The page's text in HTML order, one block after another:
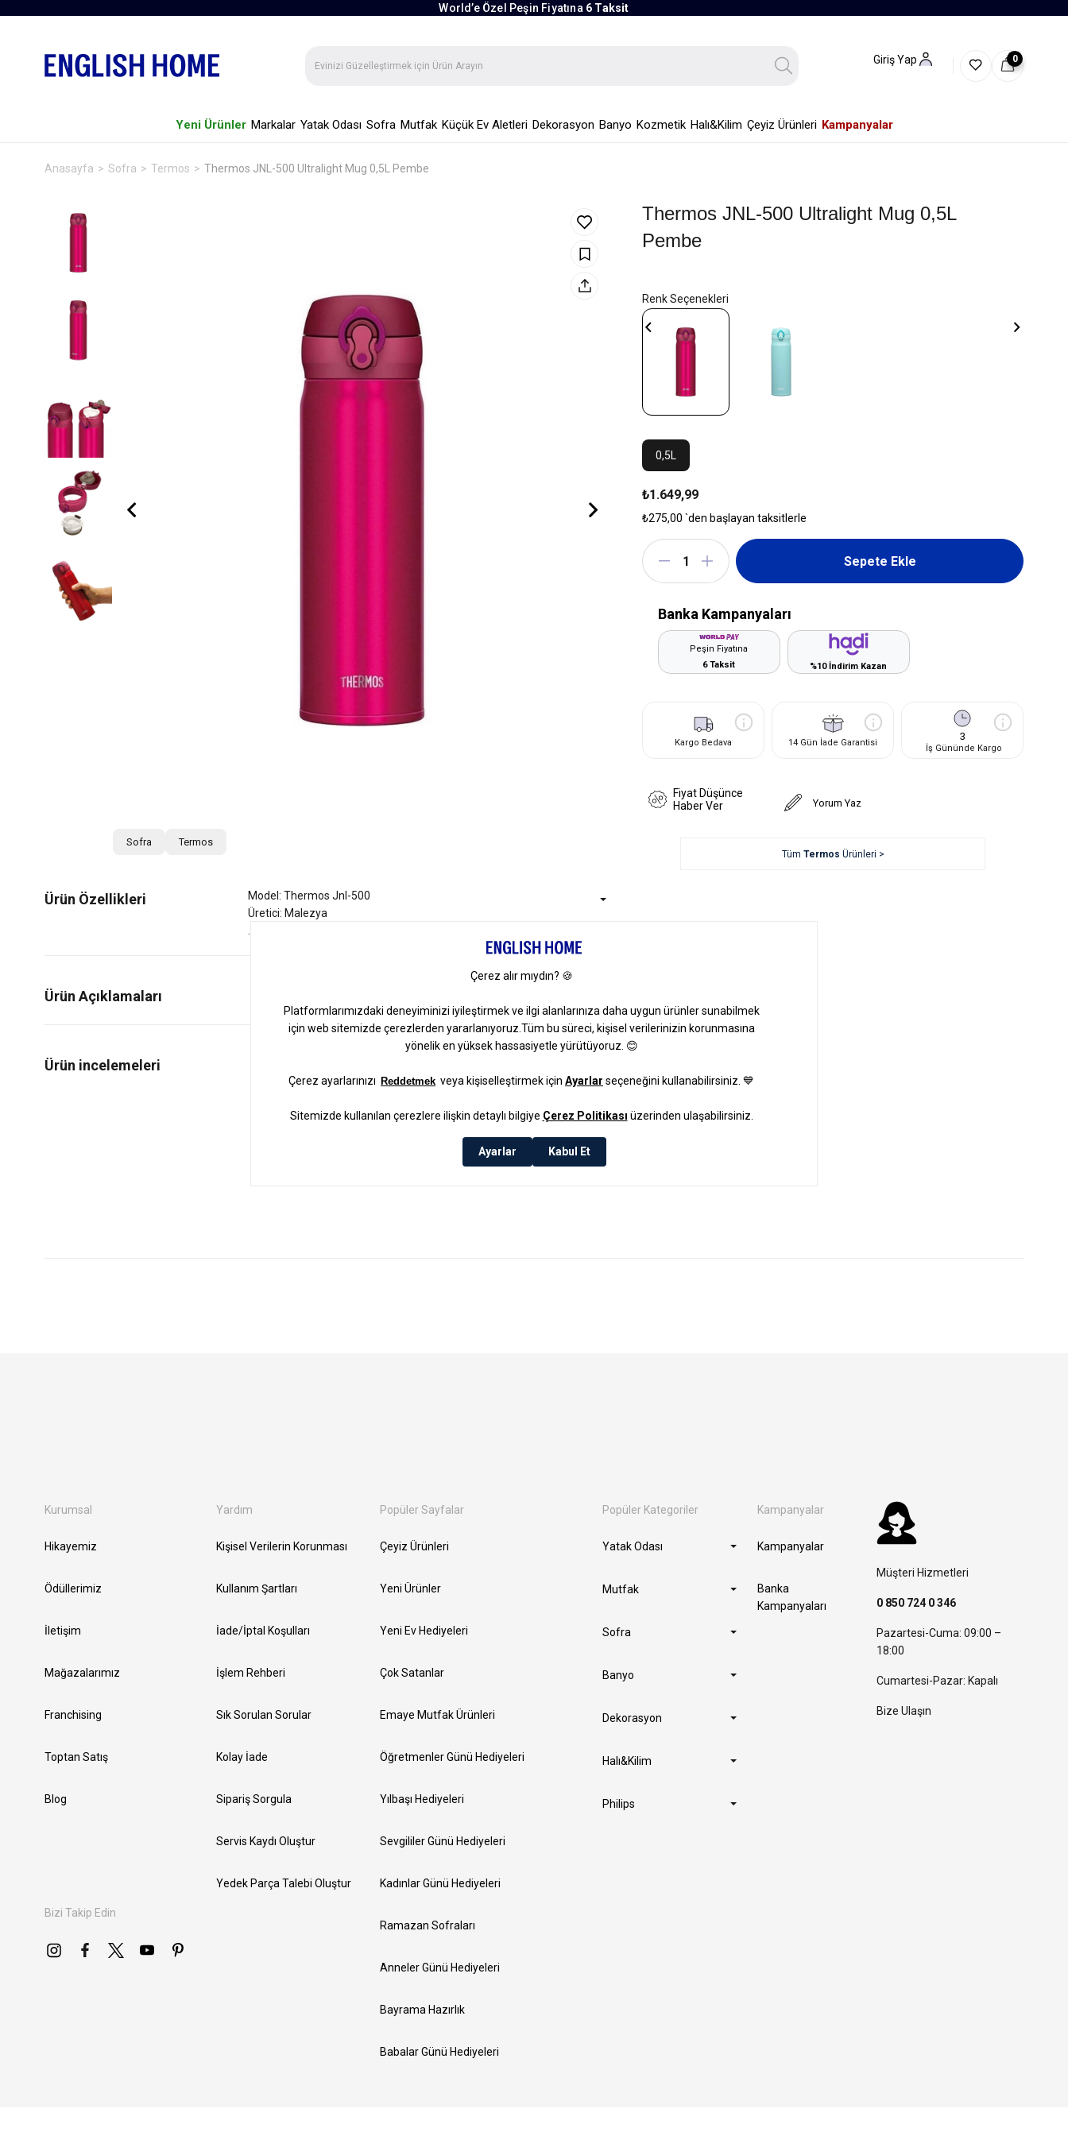
World’e Özel Peşin Fiyatına 6 Taksit
Giriş Yap 0
Yeni Ürünler Markalar Yatak Odası Sofra Mutfak Küçük Ev Aletleri Dekorasyon Banyo Kozmetik Halı&Kilim Çeyiz Ürünleri Kampanyalar
Anasayfa Sofra Termos Thermos JNL-500 Ultralight Mug 0,5L Pembe
Sofra Termos
Ürün Özellikleri
Model: Thermos Jnl-500
Üretici: Malezya
Ürün Açıklamaları
Thermos JNL-500 Ultralight Mug 0,5L
Pembe
0,5L
₺1.649,99
₺275,00 `den başlayan taksitlerle
Banka Kampanyaları
Peşin Fiyatına
6 Taksit
%10 İndirim Kazan
Kargo Bedava 14 Gün İade Garantisi 3
İş Gününde Kargo
Fiyat Düşünce
Haber Ver
Yorum Yaz
Tüm Termos Ürünleri >
Kurumsal
Hikayemiz
Ödüllerimiz
İletişim
Mağazalarımız
Franchising
Toptan Satış
Blog
Bizi Takip Edin
Yardım
Kişisel Verilerin Korunması
Kullanım Şartları
İade/İptal Koşulları
İşlem Rehberi
Sık Sorulan Sorular
Kolay İade
Sipariş Sorgula
Servis Kaydı Oluştur
Yedek Parça Talebi Oluştur
Popüler Sayfalar
Çeyiz Ürünleri
Yeni Ürünler
Yeni Ev Hediyeleri
Çok Satanlar
Emaye Mutfak Ürünleri
Öğretmenler Günü Hediyeleri
Yılbaşı Hediyeleri
Sevgililer Günü Hediyeleri
Kadınlar Günü Hediyeleri
Ramazan Sofraları
Anneler Günü Hediyeleri
Bayrama Hazırlık
Babalar Günü Hediyeleri
Popüler Kategoriler
Yatak Odası
Mutfak
Sofra
Banyo
Dekorasyon
Halı&Kilim
Philips
Kampanyalar
Kampanyalar
Banka
Kampanyaları
Müşteri Hizmetleri
0 850 724 0 346
Pazartesi-Cuma: 09:00 –
18:00
Cumartesi-Pazar: Kapalı
Bize Ulaşın